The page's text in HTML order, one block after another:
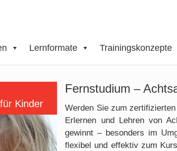
Lernformate Trainingskonzepte
Kinder
Fernstudium –
Werden Sie zum
Erlernen und Lehren von
gewinnt – besonders im
flexibel und effektiv zum